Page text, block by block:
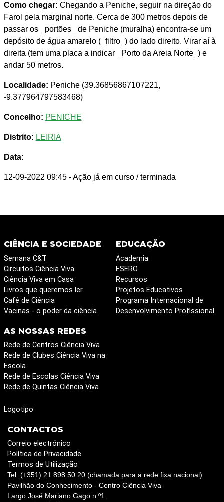
Como chegar: Chegando a Peniche, seguir na direção do
Farol pela marginal norte. Cerca de 300 metros depois de
passar os _portões_ de Peniche (muralha) encontra-se um
depósito de água amarelo (_filtro_) do lado direito. Virar aí à
direita (tem uma placa a indicar _Porto da Areia Norte_) e
andar 50 metros.
Localidade: Peniche (39.36856867107221,
-9.377964797583468)
Concelho: PENICHE
Distrito: LEIRIA
Data:
12-09-2022 09:45 - Ação já em curso / terminada
CIÊNCIA E SOCIEDADE
Semana C&T
Circuitos Ciência Viva
Ciência Viva em Casa
Livros que queremos ler
Café de Ciência
Vacinas - o poder da ciência
EDUCAÇÃO
Academia
ESERO
Recursos
Projetos Educativos
Programa Internacional de
Desenvolvimento Profissional
AS NOSSAS REDES
Rede de Centros Ciência Viva
Rede de Clubes Ciência Viva na
Escola
Rede de Escolas Ciência Viva
Rede de Quintas Ciência Viva
Logotipo
CONTACTOS
Correio electrónico
Política de Privacidade
Termos de Utilização
Tel: (+351) 21 898 50 20 (chamada para a rede fixa nacional)
Pavilhão do Conhecimento - Centro Ciência Viva
Largo José Mariano Gago n.º1